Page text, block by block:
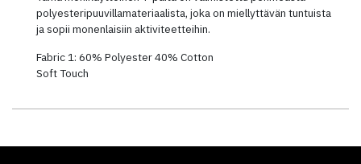
polyesteripuuvillamateriaalista, joka on miellyttävän tuntuista
ja sopii monenlaisiin aktiviteetteihin.
Fabric 1: 60% Polyester 40% Cotton
Soft Touch